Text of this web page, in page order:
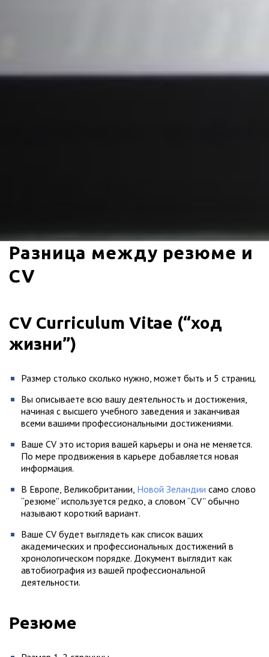
Разница между резюме и
CV
CV Curriculum Vitae (“ход
жизни”)
Размер столько сколько нужно, может быть и 5 страниц.
Вы описываете всю вашу деятельность и достижения,
начиная с высшего учебного заведения и заканчивая
всеми вашими профессиональными достижениями.
Ваше CV это история вашей карьеры и она не меняется.
По мере продвижения в карьере добавляется новая
информация.
В Европе, Великобритании, Новой Зеландии само слово
“резюме” используется редко, а словом “CV” обычно
называют короткий вариант.
Ваше CV будет выглядеть как список ваших
академических и профессиональных достижений в
хронологическом порядке. Документ выглядит как
автобиография из вашей профессиональной
деятельности.
Резюме